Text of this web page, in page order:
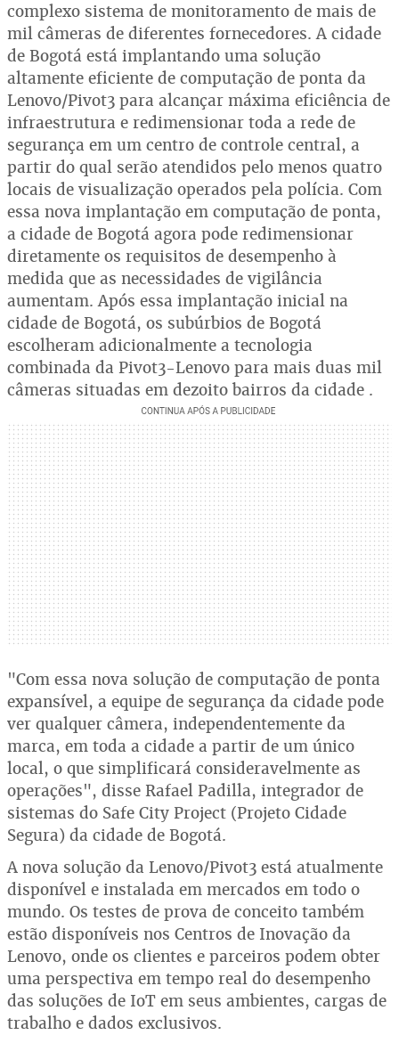
complexo sistema de monitoramento de mais de
mil câmeras de diferentes fornecedores. A cidade
de Bogotá está implantando uma solução
altamente eficiente de computação de ponta da
Lenovo/Pivot3 para alcançar máxima eficiência de
infraestrutura e redimensionar toda a rede de
segurança em um centro de controle central, a
partir do qual serão atendidos pelo menos quatro
locais de visualização operados pela polícia. Com
essa nova implantação em computação de ponta,
a cidade de Bogotá agora pode redimensionar
diretamente os requisitos de desempenho à
medida que as necessidades de vigilância
aumentam. Após essa implantação inicial na
cidade de Bogotá, os subúrbios de Bogotá
escolheram adicionalmente a tecnologia
combinada da Pivot3-Lenovo para mais duas mil
câmeras situadas em dezoito bairros da cidade .
"Com essa nova solução de computação de ponta
expansível, a equipe de segurança da cidade pode
ver qualquer câmera, independentemente da
marca, em toda a cidade a partir de um único
local, o que simplificará consideravelmente as
operações", disse Rafael Padilla, integrador de
sistemas do Safe City Project (Projeto Cidade
Segura) da cidade de Bogotá.
A nova solução da Lenovo/Pivot3 está atualmente
disponível e instalada em mercados em todo o
mundo. Os testes de prova de conceito também
estão disponíveis nos Centros de Inovação da
Lenovo, onde os clientes e parceiros podem obter
uma perspectiva em tempo real do desempenho
das soluções de IoT em seus ambientes, cargas de
trabalho e dados exclusivos.